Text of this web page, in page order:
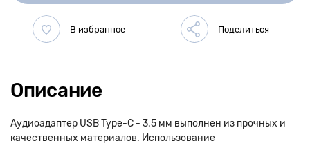
Описание
Аудиоадаптер USB Type-C - 3.5 мм выполнен из прочных и
качественных материалов. Использование